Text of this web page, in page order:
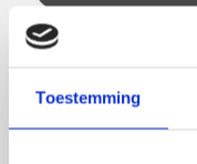
Toestemming